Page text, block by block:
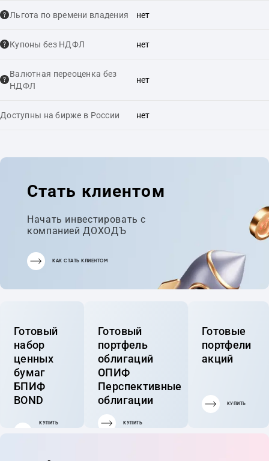
Льгота по времени владения нет
Купоны без НДФЛ нет
Валютная переоценка без
НДФЛ
нет
Доступны на бирже в России нет
Стать клиентом
Начать инвестировать с
компанией ДОХОДЪ
КАК СТАТЬ КЛИЕНТОМ
Готовый
набор
ценных
бумаг
БПИФ
BOND
КУПИТЬ
Готовый
портфель
облигаций
ОПИФ
Перспективные
облигации
КУПИТЬ
Готовые
портфели
акций
КУПИТЬ